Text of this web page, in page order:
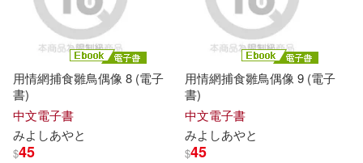
用情網捕食雛鳥偶像 8 (電子
書)
中文電子書
みよ しあやと
$45
用情網捕食雛鳥偶像 9 (電子
書)
中文電子書
みよ しあやと
$45